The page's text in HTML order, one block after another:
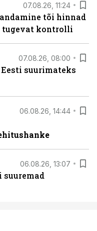
07.08.26, 11:24
tõi hinnad
tugevat kontrolli
07.08.26, 08:00
suurimateks
06.08.26, 14:44
06.08.26, 13:07
suuremad